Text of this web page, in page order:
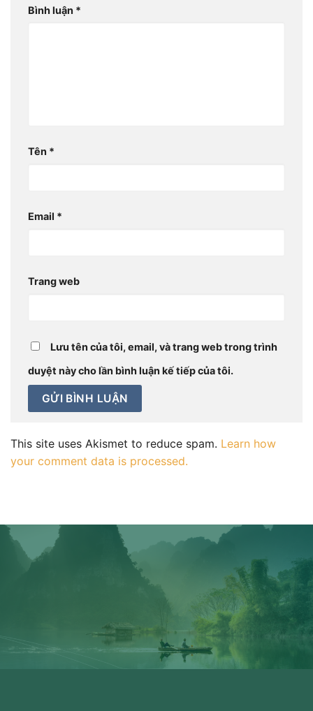
Bình luận *
Tên *
Email *
Trang web
Lưu tên của tôi, email, và trang web trong trình
duyệt này cho lần bình luận kế tiếp của tôi.
This site uses Akismet to reduce spam. Learn how
your comment data is processed.